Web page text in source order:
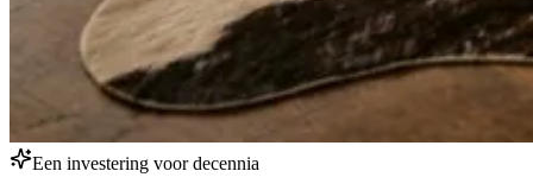
Een investering voor decennia